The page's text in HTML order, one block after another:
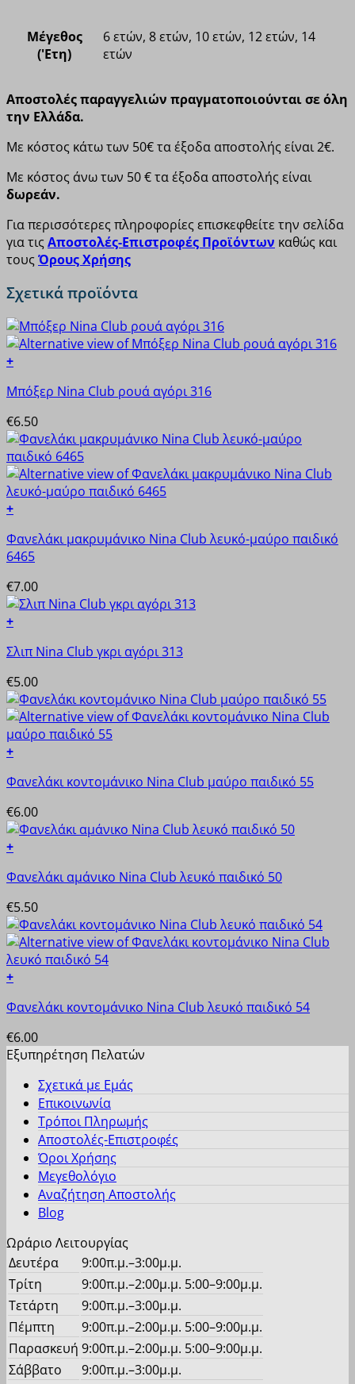
Μέγεθος
('Ετη)
6 ετών, 8 ετών, 10 ετών, 12 ετών, 14
ετών
Αποστολές παραγγελιών πραγματοποιούνται σε όλη
την Ελλάδα.
Με κόστος κάτω των 50€ τα έξοδα αποστολής είναι 2€.
Με κόστος άνω των 50 € τα έξοδα αποστολής είναι
δωρεάν.
Για περισσότερες πληροφορίες επισκεφθείτε την σελίδα
για τις Αποστολές-Επιστροφές Προϊόντων καθώς και
τους Όρους Χρήσης
Σχετικά προϊόντα
+
το
προϊόν
έχει
πολλαπλές
παραλλαγές.
Οι
επιλογές
μπορούν
να
επιλεγούν
σελίδα
του
προϊόντος
Μπόξερ Nina Club ρουά αγόρι 316
€6.50
+
το
προϊόν
έχει
πολλαπλές
παραλλαγές.
Οι
επιλογές
να
επιλεγούν
στη
σελίδα
του
Φανελάκι μακρυμάνικο Nina Club λευκό-μαύρο παιδικό
6465
€7.00
+
το
προϊόν
έχει
πολλαπλές
παραλλαγές.
Οι
επιλογές
μπορούν
επιλεγούν
στη
σελίδα
προϊόντος
Σλιπ Nina Club γκρι αγόρι 313
€5.00
+
το
προϊόν
έχει
πολλαπλές
παραλλαγές.
Οι
μπορούν
να
επιλεγούν
στη
σελίδα
προϊόντος
Φανελάκι κοντομάνικο Nina Club μαύρο παιδικό 55
€6.00
+
το
προϊόν
έχει
πολλαπλές
παραλλαγές.
Οι
επιλογές
μπορούν
επιλεγούν
στη
του
προϊόντος
Φανελάκι αμάνικο Nina Club λευκό παιδικό 50
€5.50
+
το
προϊόν
έχει
πολλαπλές
παραλλαγές.
επιλογές
μπορούν
επιλεγούν
σελίδα
του
προϊόντος
Φανελάκι κοντομάνικο Nina Club λευκό παιδικό 54
€6.00
Εξυπηρέτηση Πελατών
Σχετικά με Εμάς
Επικοινωνία
Τρόποι Πληρωμής
Αποστολές-Επιστροφές
Όροι Χρήσης
Μεγεθολόγιο
Αναζήτηση Αποστολής
Blog
Ωράριο Λειτουργίας
Δευτέρα
9:00π.μ.–3:00μ.μ.
Τρίτη
9:00π.μ.–2:00μ.μ. 5:00–9:00μ.μ.
Τετάρτη
9:00π.μ.–3:00μ.μ.
Πέμπτη
9:00π.μ.–2:00μ.μ. 5:00–9:00μ.μ.
Παρασκευή 9:00π.μ.–2:00μ.μ. 5:00–9:00μ.μ.
Σάββατο
9:00π.μ.–3:00μ.μ.